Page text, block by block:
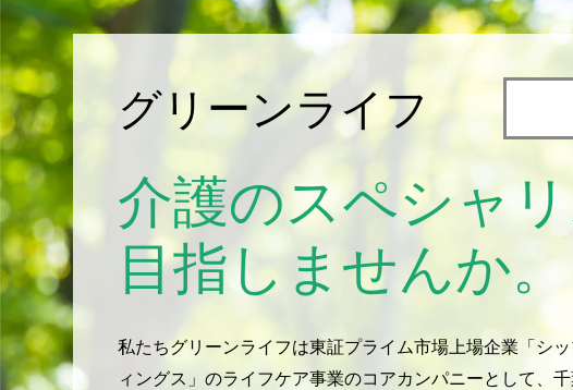
グリーンライフ
介護のスペシャ
目指しませんか。
私たちグリーンライフは東証プライム市場上場企業「シ
ィングス」のライフケア事業のコアカンパニーとして、